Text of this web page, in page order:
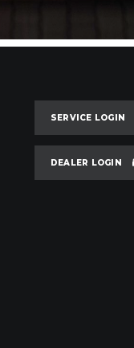
SERVICE LOGIN
DEALER LOGIN